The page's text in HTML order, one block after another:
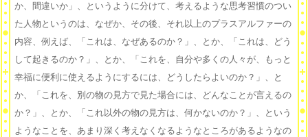
か、間違いか」、というように分けて、考えるような思考習慣のつい
た人物というのは、なぜか、その後、それ以上のプラスアルファーの
内容、例えば、「これは、なぜあるのか？」、とか、「これは、どう
して起きるのか？」、とか、「これを、自分や多くの人々が、もっと
幸福に便利に使えるようにするには、どうしたらよいのか？」、と
か、「これを、別の物の見方で見た場合には、どんなことが言えるの
か？」、とか、「これ以外の物の見方は、何かないのか？」、という
ようなことを、あまり深く考えなくなるようなところがあるようなの